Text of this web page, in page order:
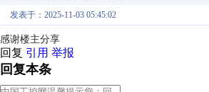
发表于：2025-11-03 05:45:02
感谢楼主分享
回复 引用 举报
回复本条